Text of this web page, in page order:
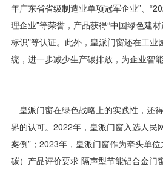
年广东省省级制造业单项冠军企业”、
理企业”等荣誉，产品获得“中国绿色建
标识”等认证。此外，皇派门窗还在工业
统，进一步减少生产碳排放，为企业智
皇派门窗在绿色战略上的实践性，还
界的认可。2022年，皇派门窗入选人民
案例”；2023年，皇派门窗作为牵头单
碳）产品评价要求 隔声型节能铝合金门